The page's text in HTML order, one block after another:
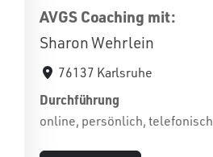
AVGS Coaching mit:
Sharon Wehrlein
76137 Karlsruhe
Durchführung
online, persönlich, telefonisch